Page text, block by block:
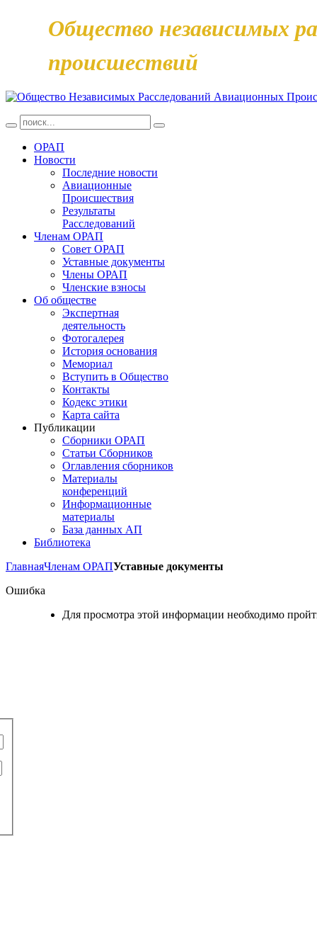
Общество независимых
происшествий
ОРАП
Новости
Последние новости
Авиационные
Происшествия
Результаты
Расследований
Членам ОРАП
Совет ОРАП
Уставные документы
Члены ОРАП
Членские взносы
Об обществе
Экспертная
деятельность
Фотогалерея
История основания
Мемориал
Вступить в Общество
Контакты
Кодекс этики
Карта сайта
Публикации
Сборники ОРАП
Статьи Сборников
Оглавления сборников
Материалы
конференций
Информационные
материалы
База данных АП
Библиотека
ГлавнаяЧленам ОРАПУставные документы
Ошибка
Для просмотра этой информации необходимо